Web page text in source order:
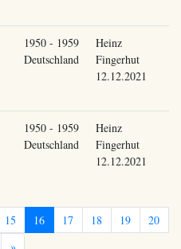
1950 - 1959
Deutschland
Heinz
Fingerhut
12.12.2021
1950 - 1959
Deutschland
Heinz
Fingerhut
12.12.2021
15 16 17 18 19
20
»